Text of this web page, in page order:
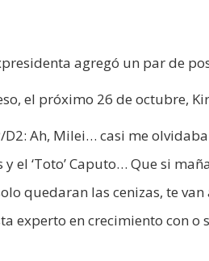
agregó un par de
el próximo 26 de octubre,
D2: Ah, Milei… casi me
el ‘Toto’ Caputo… Que si
quedaran las cenizas, te
experto en crecimiento con o